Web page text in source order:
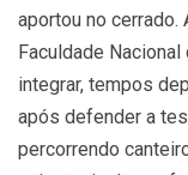
aportou no
Faculdade
integrar, tempos
após defender a
percorrendo